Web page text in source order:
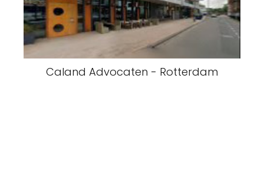
Caland Advocaten - Rotterdam